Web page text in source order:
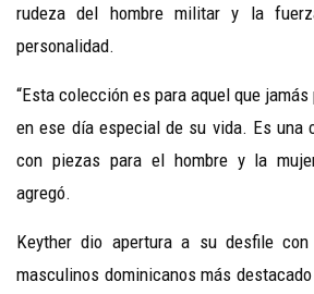
rudeza del hombre militar y la
personalidad.
“Esta colección es para aquel que
en ese día especial de su vida. Es una
con piezas para el hombre y la
agregó.
Keyther dio apertura a su desfile
masculinos dominicanos más